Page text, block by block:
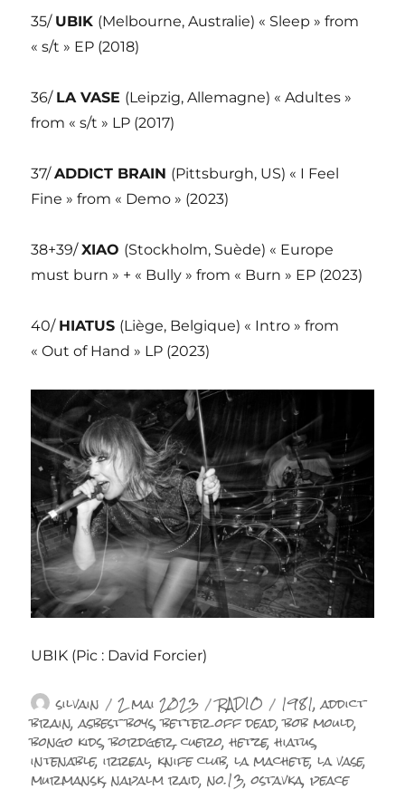
35/ UBIK (Melbourne, Australie) « Sleep » from
« s/t » EP (2018)
36/ LA VASE (Leipzig, Allemagne) « Adultes »
from « s/t » LP (2017)
37/ADDICT BRAIN (Pittsburgh, US) « I Feel
Fine » from « Demo » (2023)
38+39/XIAO (Stockholm, Suède) « Europe
must burn » + « Bully » from « Burn » EP (2023)
40/ HIATUS (Liège, Belgique) « Intro » from
« Out of Hand » LP (2023)
UBIK (Pic : David Forcier)
Auteur
silvain Publié
le
2 mai 2023 Catégories
RADIO Étiquettes
1981,addict
brain,asbest boys,better off dead,bob mould,
bongo kids,bordger,cuero,hetze,hiatus,
intenable,irreal, knife club,la machete,la vase,
murmansk,napalm raid,no.13,ostavka,peace